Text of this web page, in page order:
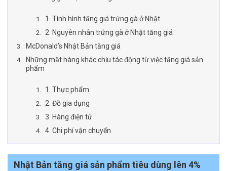
1. Tình hình tăng giá trứng gà ở Nhật
2. Nguyên nhân trứng gà ở Nhật tăng giá
McDonald’s Nhật Bản tăng giá
Những mặt hàng khác chịu tác động từ việc tăng giá sản
phẩm
1. Thực phẩm
2. Đồ gia dụng
3. Hàng điện tử
4. Chi phí vận chuyển
Nhật Bản tăng giá sản phẩm tiêu dùng lên 4%